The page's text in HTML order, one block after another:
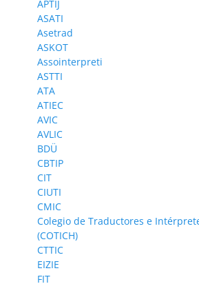
APTIJ
ASATI
Asetrad
ASKOT
Assointerpreti
ASTTI
ATA
ATIEC
AVIC
AVLIC
BDÜ
CBTIP
CIT
CIUTI
CMIC
Colegio de Traductores e
(COTICH)
CTTIC
EIZIE
FIT